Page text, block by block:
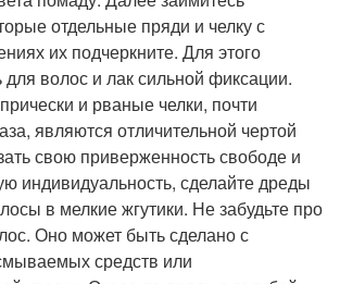
отдельные пряди и челку с
их подчеркните. Для этого
для волос и лак сильной фиксации.
и рваные челки, почти
являются отличительной чертой
свою приверженность свободе и
индивидуальность, сделайте дреды
в мелкие жгутики. Не забудьте про
Оно может быть сделано с
средств или